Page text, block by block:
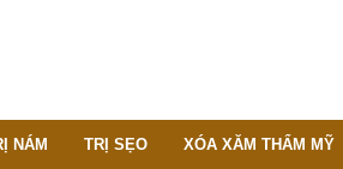
NÁM TRỊ SẸO XÓA XĂM THẨM MỸ